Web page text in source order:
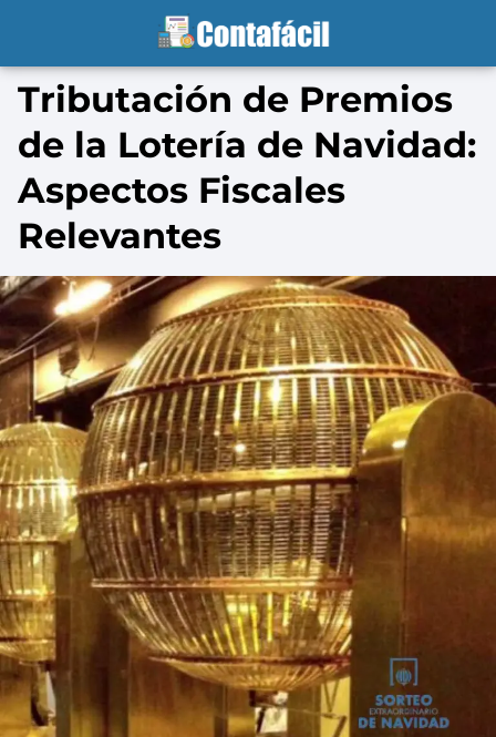
Tributación de Premios
de la Lotería de Navidad:
Aspectos Fiscales
Relevantes